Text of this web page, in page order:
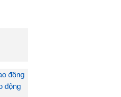
động
động